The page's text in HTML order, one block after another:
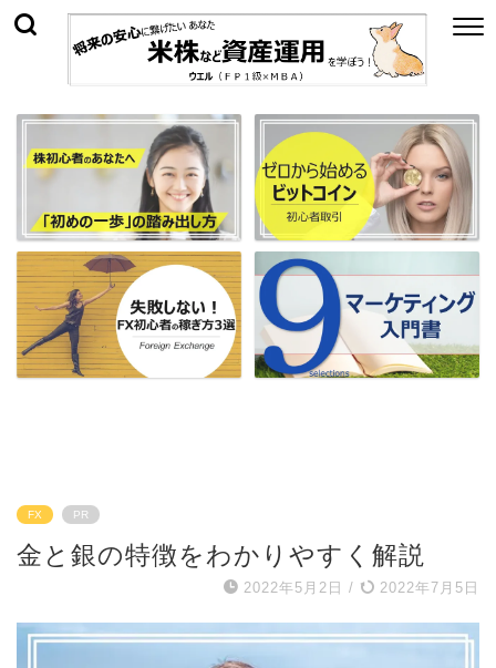
FX PR
金と銀の特徴をわかりやすく解説
2022年5月2日 / 2022年7月5日